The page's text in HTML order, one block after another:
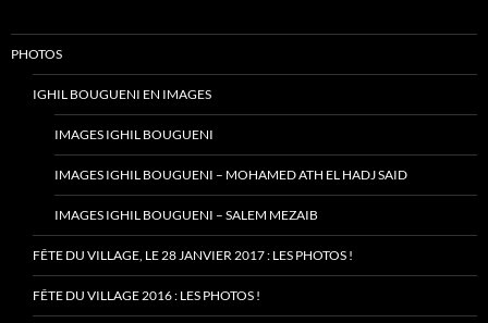
PHOTOS
IGHIL BOUGUENI EN IMAGES
IMAGES IGHIL BOUGUENI
IMAGES IGHIL BOUGUENI – MOHAMED ATH EL HADJ SAID
IMAGES IGHIL BOUGUENI – SALEM MEZAIB
FÊTE DU VILLAGE, LE 28 JANVIER 2017 : LES PHOTOS !
FÊTE DU VILLAGE 2016 : LES PHOTOS !